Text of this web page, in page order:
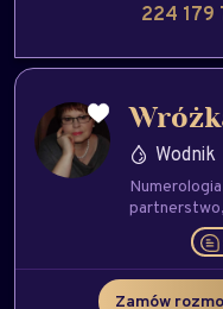
224 179
Wodnik
Numerologia
partnerstwo
Zamów